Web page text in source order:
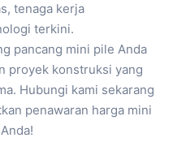
tenaga kerja
terkini.
pancang mini pile Anda
proyek konstruksi yang
Hubungi kami sekarang
penawaran harga mini